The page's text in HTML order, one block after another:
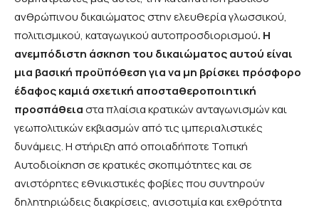
ανθρώπινου δικαιώματος στην ελευθερία γλωσσικού,
πολιτισμικού, καταγωγικού αυτοπροσδιορισμού. Η
ανεμπόδιστη άσκηση του δικαιώματος αυτού είναι
μια βασική προϋπόθεση για να μη βρίσκει πρόσφορο
έδαφος καμιά σχετική αποσταθεροποιητική
προσπάθειαστα πλαίσια κρατικών ανταγωνισμών και
γεωπολιτικών εκβιασμών από τις ιμπεριαλιστικές
δυνάμεις. Η στήριξη από οποιαδήποτε Τοπική
Αυτοδιοίκηση σε κρατικές σκοπιμότητες και σε
ανιστόρητες εθνικιστικές φοβίες που συντηρούν
δηλητηριώδεις διακρίσεις, ανισοτιμία και εχθρότητα